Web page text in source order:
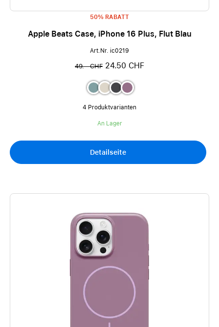
50% RABATT
Apple Beats Case, iPhone 16 Plus, Flut Blau
Art.Nr. ic0219
49.– CHF 24.50 CHF
4 Produktvarianten
An Lager
Detailseite